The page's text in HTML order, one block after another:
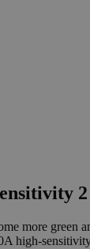
more
high-